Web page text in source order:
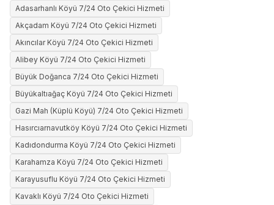
Adasarhanlı Köyü 7/24 Oto Çekici Hizmeti
Akçadam Köyü 7/24 Oto Çekici Hizmeti
Akıncılar Köyü 7/24 Oto Çekici Hizmeti
Alibey Köyü 7/24 Oto Çekici Hizmeti
Büyük Doğanca 7/24 Oto Çekici Hizmeti
Büyükaltıağaç Köyü 7/24 Oto Çekici Hizmeti
Gazi Mah (Küplü Köyü) 7/24 Oto Çekici Hizmeti
Hasırcıarnavutköy Köyü 7/24 Oto Çekici Hizmeti
Kadıdondurma Köyü 7/24 Oto Çekici Hizmeti
Karahamza Köyü 7/24 Oto Çekici Hizmeti
Karayusuflu Köyü 7/24 Oto Çekici Hizmeti
Kavaklı Köyü 7/24 Oto Çekici Hizmeti